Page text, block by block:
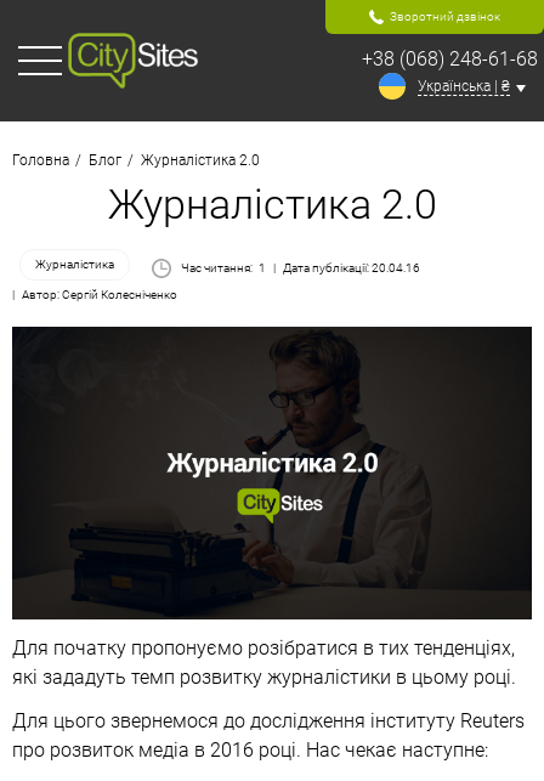
Зворотний дзвінок
+38 (068) 248-61-68
Українська | ₴
Головна Блог Журналістика 2.0
Журналістика 2.0
Журналістика Час читання: 1
Дата публікації: 20.04.16
Автор: Сергій Колесніченко
Для початку пропонуємо розібратися в тих тенденціях,
які зададуть темп розвитку журналістики в цьому році.
Для цього звернемося до дослідження інституту Reuters
про розвиток медіа в 2016 році. Нас чекає наступне: